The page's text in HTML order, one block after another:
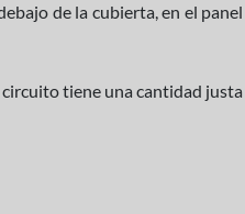
de la cubierta, en el panel
tiene una cantidad justa